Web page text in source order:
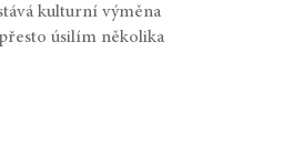
kulturní výměna
úsilím několika